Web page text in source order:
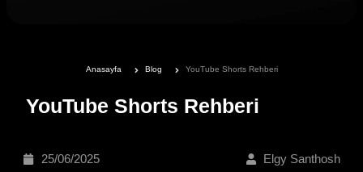
Anasayfa Blog YouTube Shorts Rehberi
YouTube Shorts Rehberi
25/06/2025 Elgy Santhosh